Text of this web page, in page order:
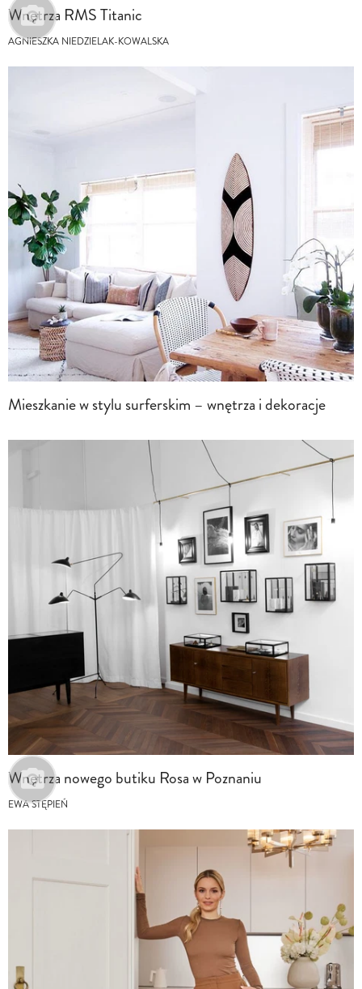
Wnętrza RMS Titanic
AGNIESZKA NIEDZIELAK-KOWALSKA
Mieszkanie w stylu surferskim – wnętrza i dekoracje
Wnętrza nowego butiku Rosa w Poznaniu
EWA STĘPIEŃ